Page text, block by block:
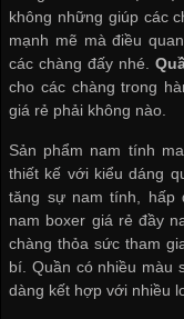
không những giúp các
mạnh mẽ mà điều
các chàng đấy nhé.
cho các chàng trong
giá rẻ phải không nào.
Sản phẩm nam tính
thiết kế với kiểu dáng
tăng sự nam tính,
nam boxer giá rẻ đầy
chàng thỏa sức tham
bí. Quần có nhiều màu
dàng kết hợp với nhiều